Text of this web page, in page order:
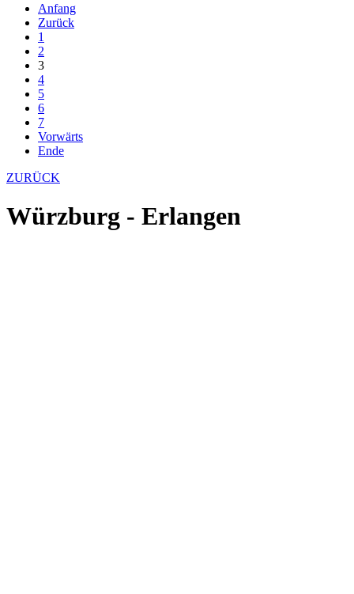
Anfang
Zurück
1
2
3
4
5
6
7
Vorwärts
Ende
ZURÜCK
Würzburg - Erlangen